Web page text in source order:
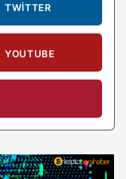
TWITTER
YOUTUBE